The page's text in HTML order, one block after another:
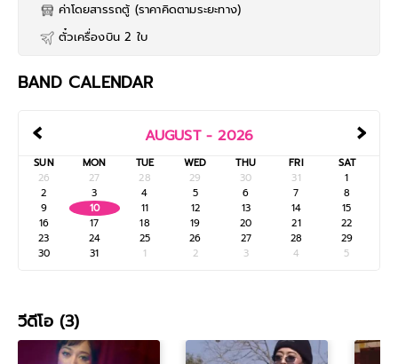
ค่าโดยสารรถตู้ (ราคาคิดตามระยะทาง)
ตั๋วเครื่องบิน 2 ใบ
BAND CALENDAR
‹ ›
AUGUST - 2026
SUN MON TUE WED THU FRI
SAT
26
27 28 29 30 31
1
2
3 4 5 6 7
8
9
10 11 12 13 14
15
16
17 18 19 20 21
22
23
24 25 26 27 28
29
30
31 1 2 3 4 5
วีดีโอ (3)